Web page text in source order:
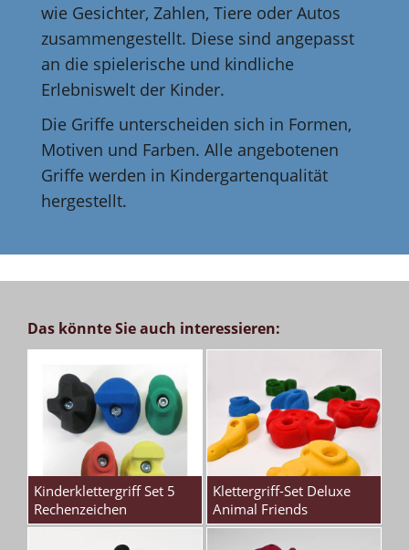
wie Gesichter, Zahlen, Tiere oder Autos
zusammengestellt. Diese sind angepasst
an die spielerische und kindliche
Erlebniswelt der Kinder.
Die Griffe unterscheiden sich in Formen,
Motiven und Farben. Alle angebotenen
Griffe werden in Kindergartenqualität
hergestellt.
Das könnte Sie auch interessieren:
Kinderklettergriff Set 5
Rechenzeichen
Klettergriff-Set Deluxe
Animal Friends